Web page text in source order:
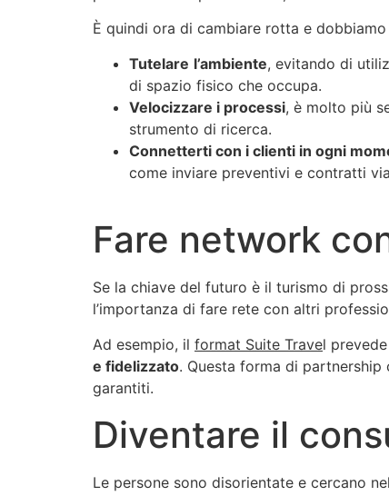
È quindi ora di cambiare rotta e
Tutelare l’ambiente, evitando di
di spazio fisico che occupa.
Velocizzare i processi, è molto più
strumento di ricerca.
Connetterti con i clienti in ogni
come inviare preventivi e contratti
Fare network
Se la chiave del futuro è il turismo di
l’importanza di fare rete con altri
Ad esempio, il format Suite Travel
e fidelizzato. Questa forma di
garantiti.
Diventare il
Le persone sono disorientate e cercano